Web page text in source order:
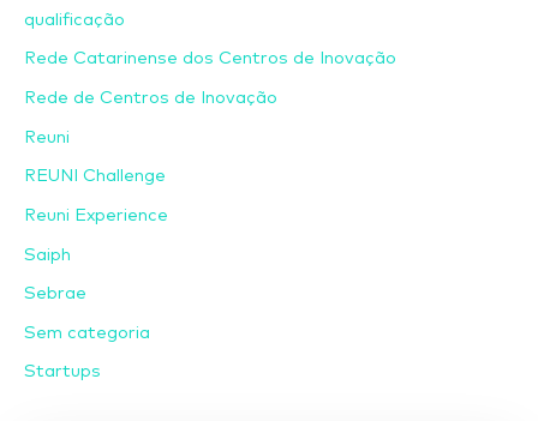
qualificação
Rede Catarinense dos Centros de Inovação
Rede de Centros de Inovação
Reuni
REUNI Challenge
Reuni Experience
Saiph
Sebrae
Sem categoria
Startups